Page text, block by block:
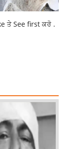
ਤੇ See first ਕਰੋ .